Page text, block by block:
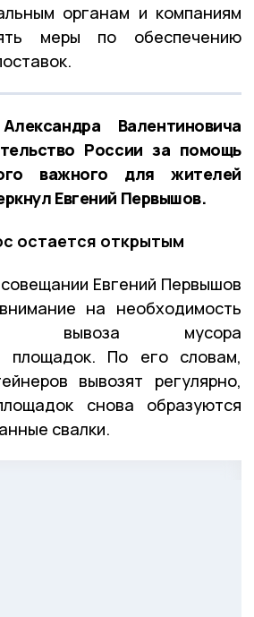
органам и компаниям
меры по обеспечению
Валентиновича
России за помощь
важного для жителей
Евгений Первышов.
остается открытым
Евгений Первышов
на необходимость
вывоза мусора
площадок. По его словам,
вывозят регулярно,
снова образуются
свалки.